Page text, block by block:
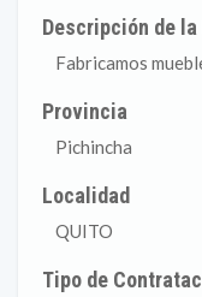
Descripción de la
Fabricamos
Provincia
Pichincha
Localidad
QUITO
Tipo de